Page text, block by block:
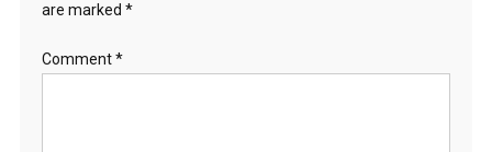
are marked *
Comment*